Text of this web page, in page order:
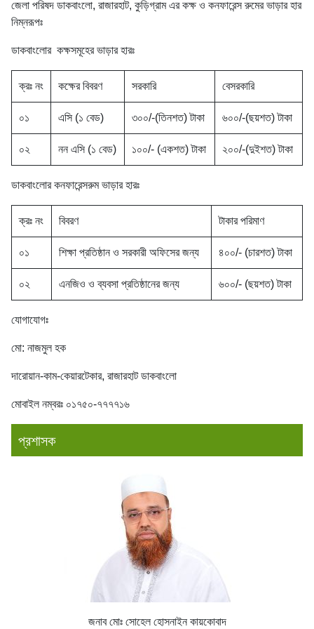
জেলা পরিষদ ডাকবাংলো, রাজারহাট, কুড়িগ্রাম এর কক্ষ ও কনফারেন্স রুমের ভাড়ার হার
নিম্নরূপঃ
ডাকবাংলোর কক্ষসমূহের ভাড়ার হারঃ
ক্রঃ নং কক্ষের বিবরণ সরকারি বেসরকারি
০১ এসি (১ বেড) ৩০০/-(তিনশত) টাকা ৬০০/-(ছয়শত) টাকা
০২ নন এসি (১ বেড) ১০০/- (একশত) টাকা ২০০/-(দুইশত) টাকা
ডাকবাংলোর কনফারেন্সরুম ভাড়ার হারঃ
ক্রঃ নং বিবরণ টাকার পরিমাণ
০১ শিক্ষা প্রতিষ্ঠান ও সরকারী অফিসের জন্য ৪০০/- (চারশত) টাকা
০২ এনজিও ও ব্যবসা প্রতিষ্ঠানের জন্য ৬০০/- (ছয়শত) টাকা
যোগাযোগঃ
মো: নাজমুল হক
দারোয়ান-কাম-কেয়ারটেকার, রাজারহাট ডাকবাংলো
মোবাইল নম্বরঃ ০১৭৫০-৭৭৭৭১৬
প্রশাসক
জনাব মোঃ সোহেল হোসনাইন কায়কোবাদ